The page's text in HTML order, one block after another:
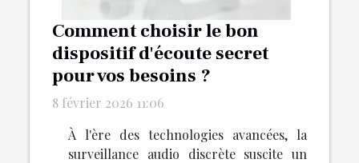
Comment choisir le bon
dispositif d'écoute secret
pour vos besoins ?
8 février 2026 11:06
À l'ère des technologies avancées, la
surveillance audio discrète suscite un